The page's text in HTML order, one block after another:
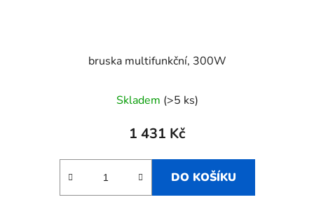
bruska multifunkční, 300W
Skladem (>5 ks)
1 431 Kč
DO KOŠÍKU